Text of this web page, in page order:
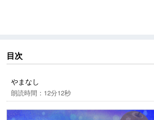
二疋の蟹の子供らが青じろい水の底
『クラムボンはかぷかぷわらったよ。』
『クラムボンは跳ねてわらったよ。』
『クラムボンはかぷかぷわらったよ。』
上の方や横の方は、青くくらく鋼のよ
そのなめらかな天井を、つぶつぶ暗い
ます――
目次
やまなし
朗読時間：12分12秒